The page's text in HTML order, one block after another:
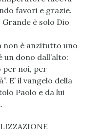
favori e grazie.
è solo Dio
non è anzitutto uno
dono dall’alto:
per noi, per
E’ il vangelo della
Paolo e da lui